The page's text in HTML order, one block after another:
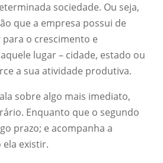
sociedade. Ou seja,
que a empresa possui de
o crescimento e
lugar – cidade, estado ou
a sua atividade produtiva.
sobre algo mais imediato,
Enquanto que o segundo
prazo; e acompanha a
existir.